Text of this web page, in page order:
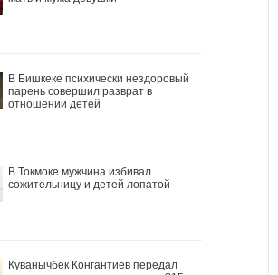
В Бишкеке психически нездоровый
парень совершил разврат в
отношении детей
В Токмоке мужчина избивал
сожительницу и детей лопатой
Куванычбек Конгантиев передал